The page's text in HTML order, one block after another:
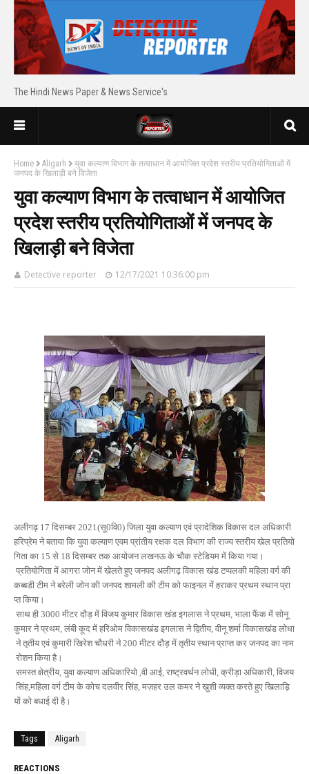
The Hindi News Paper & News Service's
Home Aligarh
युवा कल्याण विभाग के तत्वाधान में आयोजित प्रदेश स्तरीय प्रतियोगिताओं में
जनपद के खिलाड़ी बने विजेता
युवा कल्याण विभाग के तत्वाधान में आयोजित
प्रदेश स्तरीय प्रतियोगिताओं में जनपद के
खिलाड़ी बने विजेता
Detective reporter 12/17/2021 10:36:00 pm
अलीगढ़ 17 दिसम्बर 2021(सू0वि0) जिलायुवाकल्याणएवंप्रादेशिकविकासदलअधिकारी
हरिप्रेमनेबतायाकियुवाकल्याणएवमप्रांतीयरक्षकदलविभागकीराज्यस्तरीयखेलप्रतियो
गिताका 15 से 18 दिसम्बरतकआयोजनलखनऊकेचौकस्टेडियममेंकियागया।
प्रतियोगितामेंआगराजोनमेंखेलतेहुएजनपदअलीगढ़विकासखंडटप्पलकीमहिलावर्गकी
कब्बडीटीमनेबरेलीजोनकीजनपदशामलीकीटीमकोफाइनलमेंहराकरप्रथमस्थानप्रा
प्तकिया।
साथही 3000 मीटरदौड़मेंविजयकुमारविकासखंडइगलासनेप्रथम भालाफैंकमेंसोनू
कुमारनेप्रथम लंबीकूदमेंहरिओमविकासखंडइगलासनेद्वितीय, वीनूशर्माविकासखंडलोधा
नेतृतीयएवंकुमारीखिरेशचौधरीने200 मीटरदौड़मेंतृतीयस्थानप्राप्तकरजनपदकानाम
रोशनकियाहै।
समस्तक्षेत्रीय, युवाकल्याणअधिकारियो वीआई राष्ट्रवर्थनलोधी क्रीड़ाअधिकारी विजय
सिंह,महिलावर्गटीमकेकोचदलवीरसिंह, मज़हरउलकमरनेखुशीव्यक्तकरतेहुएखिलाड़ि
योंकोबधाईदीहै।
Tags Aligarh
REACTIONS